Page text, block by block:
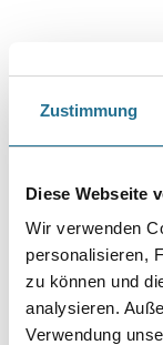
Zustimmung
Diese Webseite
Wir verwenden
personalisieren,
zu können und
analysieren.
Verwendung
Bitte einloggen, um
MPlus/CRO
Art-Nr.:2083-001209